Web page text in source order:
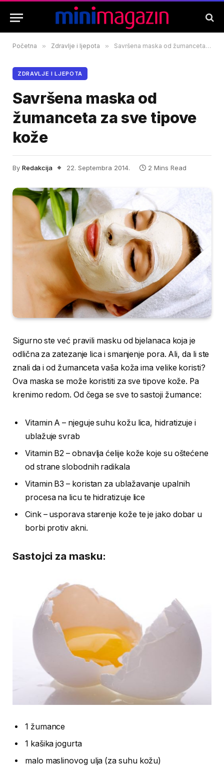
Početna » Zdravlje i ljepota » Savršena maska od žumanceta za sve tipove kože
ZDRAVLJE I LJEPOTA
Savršena maska od
žumanceta za sve tipove
kože
By Redakcija 22. Septembra 2014. 2 Mins Read
Sigurno ste već pravili masku od bjelanaca koja je
odlična za zatezanje lica i smanjenje pora. Ali, da li ste
znali da i od žumanceta vaša koža ima velike koristi?
Ova maska se može koristiti za sve tipove kože. Pa
krenimo redom. Od čega se sve to sastoji žumance:
Vitamin A – njeguje suhu kožu lica, hidratizuje i
ublažuje svrab
Vitamin B2 – obnavlja ćelije kože koje su oštećene
od strane slobodnih radikala
Vitamin B3 – koristan za ublažavanje upalnih
procesa na licu te hidratizuje lice
Cink – usporava starenje kože te je jako dobar u
borbi protiv akni.
Sastojci za masku:
1 žumance
1 kašika jogurta
malo maslinovog ulja (za suhu kožu)